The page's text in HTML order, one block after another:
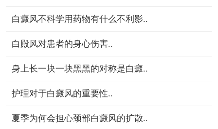
白癜风不科学用药物有什么不利影..
白殿风对患者的身心伤害..
身上长一块一块黑黑的对称是白癜..
护理对于白癜风的重要性..
夏季为何会担心颈部白癜风的扩散..